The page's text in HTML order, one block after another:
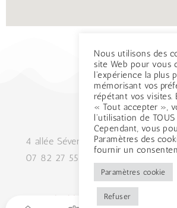
4 allée Séverine 26000, Valence
07 82 27 55 74
© Le Mat Drôme – Tous droits
Nous utilisons des
site Web pour vous
l'expérience la plus
mémorisant vos
répétant vos visites.
« Tout accepter »,
l'utilisation de TOUS
Cependant, vous
Paramètres des
fournir un
Paramètres cookie
Refuser